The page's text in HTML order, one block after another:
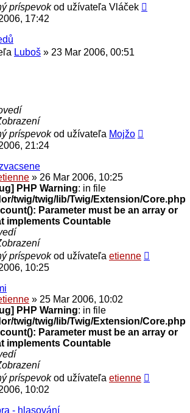
príspevokod užívateľa Vláček
17:42
Luboš » 23 Mar 2006, 00:51
príspevokod užívateľa Mojžo
21:24
» 26 Mar 2006, 10:25
PHP Warning: in file
twig/twig/lib/Twig/Extension/Core.php
count(): Parameter must be an array or
implements Countable
príspevokod užívateľa etienne
10:25
» 25 Mar 2006, 10:02
PHP Warning: in file
twig/twig/lib/Twig/Extension/Core.php
count(): Parameter must be an array or
implements Countable
príspevokod užívateľa etienne
10:02
- hlasování